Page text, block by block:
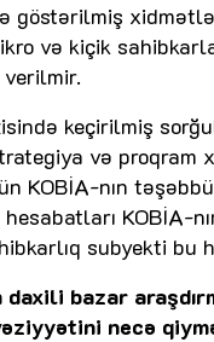
və kiçik
keçirilmiş
və proqram
KOBİA-nın
hesabatları
subyekti bu
bazar
necə